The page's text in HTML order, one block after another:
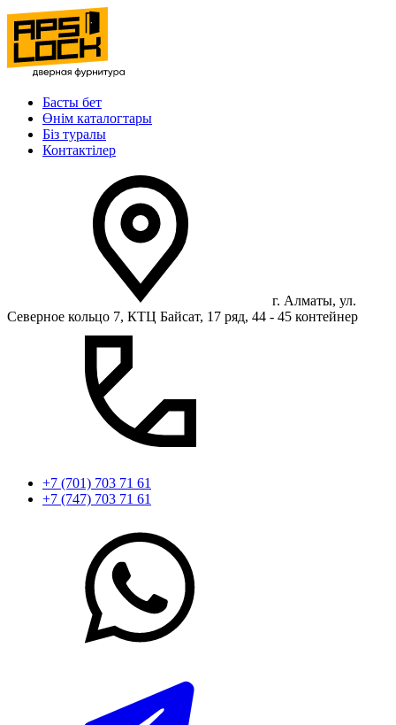
Басты бет
Өнім каталогтары
Біз туралы
Контактілер
г. Алматы, ул.
Северное кольцо 7, КТЦ Байсат, 17 ряд, 44 - 45 контейнер
+7 (701) 703 71 61
+7 (747) 703 71 61